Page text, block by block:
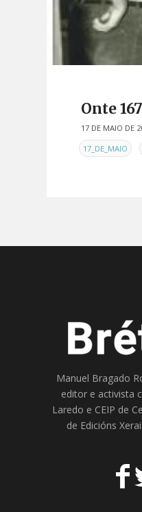
Onte
17 DE MAIO DE
EN17_DE_MAIO
Manuel Bragado
editor e activista
Laredo e CEIP de
de Edicións